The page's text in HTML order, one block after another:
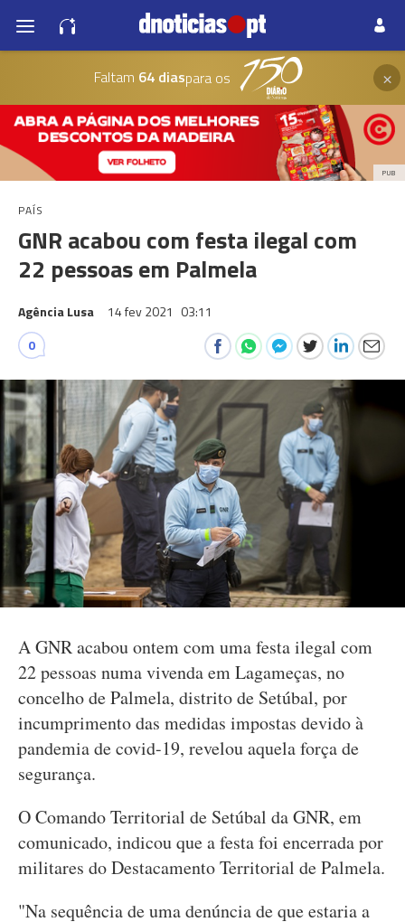
Faltam 64 diaspara os ×
PUB
PAÍS
GNR acabou com festa ilegal com
22 pessoas em Palmela
Agência Lusa 14 fev 2021 03:11
0
A GNR acabou ontem com uma festa ilegal com
22 pessoas numa vivenda em Lagameças, no
concelho de Palmela, distrito de Setúbal, por
incumprimento das medidas impostas devido à
pandemia de covid-19, revelou aquela força de
segurança.
O Comando Territorial de Setúbal da GNR, em
comunicado, indicou que a festa foi encerrada por
militares do Destacamento Territorial de Palmela.
"Na sequência de uma denúncia de que estaria a